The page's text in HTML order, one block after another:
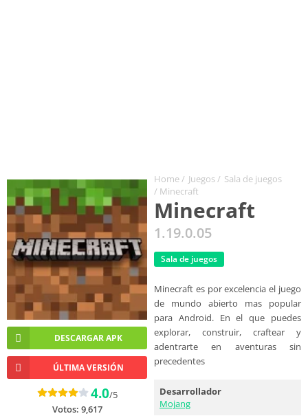
Home/ Juegos/ Sala de juegos
/ Minecraft
Minecraft
1.19.0.05
Sala de juegos
Minecraft es por excelencia el juego
de mundo abierto mas popular
para Android. En el que puedes
explorar, construir, craftear y
adentrarte en aventuras sin
precedentes
DESCARGAR APK
ÚLTIMA VERSIÓN
4.0/5
Votos: 9,617
Desarrollador
Mojang